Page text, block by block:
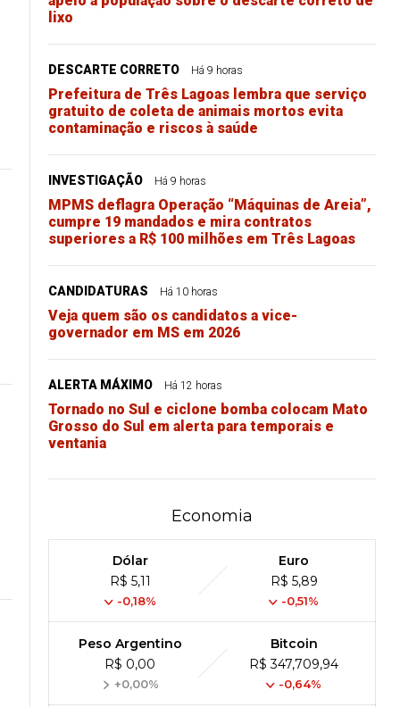
lixo
DESCARTE CORRETO Há 9 horas
Prefeitura de Três Lagoas lembra que serviço
gratuito de coleta de animais mortos evita
contaminação e riscos à saúde
INVESTIGAÇÃO Há 9 horas
MPMS deflagra Operação “Máquinas de Areia”,
cumpre 19 mandados e mira contratos
superiores a R$ 100 milhões em Três Lagoas
CANDIDATURAS Há 10 horas
Veja quem são os candidatos a vice-
governador em MS em 2026
ALERTA MÁXIMO Há 12 horas
Tornado no Sul e ciclone bomba colocam Mato
Grosso do Sul em alerta para temporais e
ventania
Economia
Dólar
R$ 5,11
-0,18%
Euro
R$ 5,89
-0,51%
Peso Argentino
R$ 0,00
+0,00%
Bitcoin
R$ 347,709,94
-0,64%